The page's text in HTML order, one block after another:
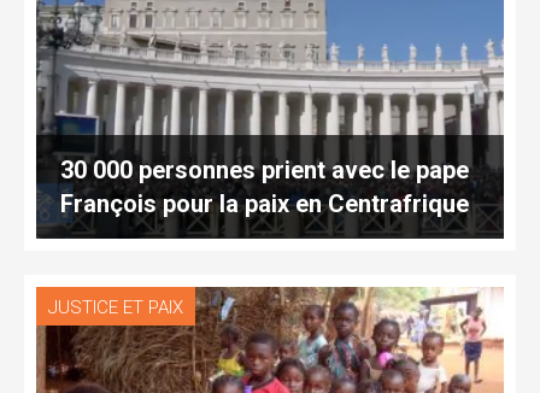
30 000 personnes prient avec le pape
François pour la paix en Centrafrique
JUSTICE ET PAIX